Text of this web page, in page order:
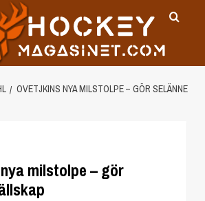
OVETJKINS NYA MILSTOLPE – GÖR SELÄNNE
milstolpe – gör